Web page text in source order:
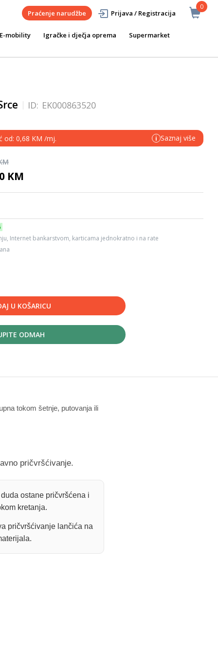
0
Praćenje narudžbe Prijava / Registracija
E-mobility Igračke i dječja oprema
Supermarket
ID: EK000863520
od: 0,68 KM /mj. i Saznaj više
KM
Internet bankarstvom, karticama jednokratno i na rate
U KOŠARICU
ODMAH
tokom šetnje, putovanja ili
pričvršćivanje.
ostane pričvršćena i
kretanja.
pričvršćivanje lančića na